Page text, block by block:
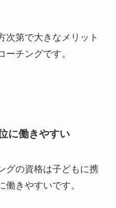
次第で大きなメリット
チングです。
に働きやすい
グの資格は子どもに携
きやすいです。